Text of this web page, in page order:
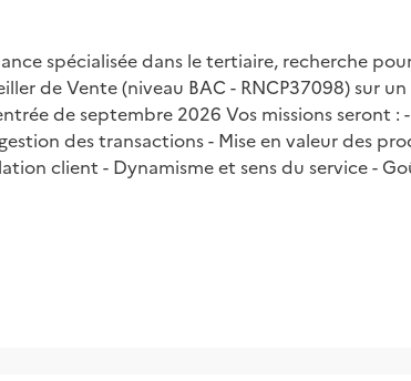
spécialisée dans le tertiaire, recherche
de Vente (niveau BAC - RNCP37098) sur
de septembre 2026 Vos missions seront
des transactions - Mise en valeur des
client - Dynamisme et sens du service -